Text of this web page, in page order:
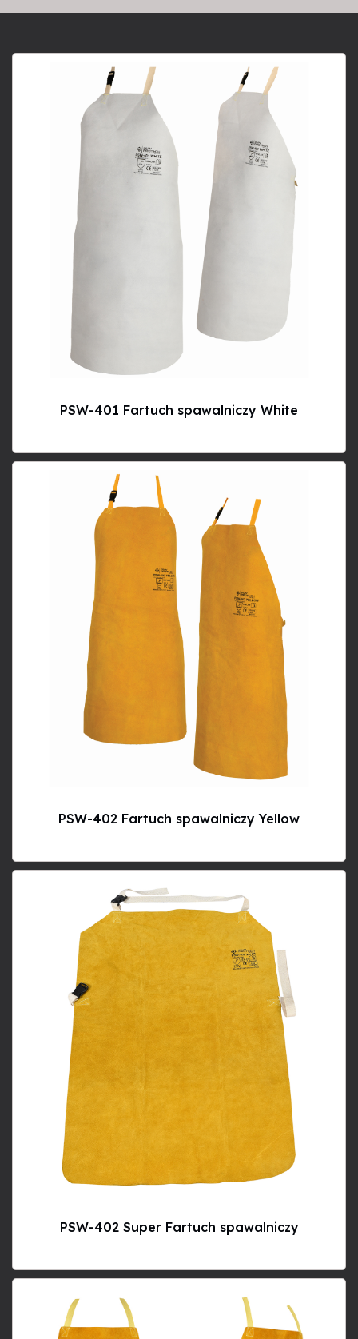
PSW-401 Fartuch spawalniczy White
PSW-402 Fartuch spawalniczy Yellow
PSW-402 Super Fartuch spawalniczy